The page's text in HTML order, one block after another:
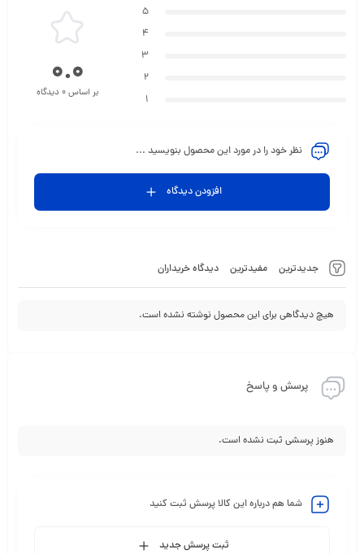
جدیدترین مفیدترین دیدگاه خریداران
هیچ دیدگاهی برای این محصول نوشته نشده است.
5
4
3
2
1
0.0
بر اساس 0 دیدگاه
نظر خود را در مورد این محصول بنویسید ...
افزودن دیدگاه
پرسش و پاسخ
هنوز پرسشی ثبت نشده است.
شما هم درباره این کالا پرسش ثبت کنید
ثبت پرسش جدید